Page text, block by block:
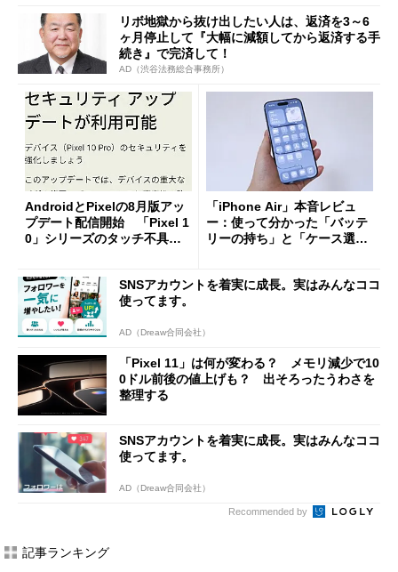
リボ地獄から抜け出したい人は、返済を3～6
ヶ月停止して『大幅に減額してから返済する手
続き』で完済して！
AD（渋谷法務総合事務所）
AndroidとPixelの8月版アッ
プデート配信開始 「Pixel 1
0」シリーズのタッチ不具合
「iPhone Air」本音レビュ
ー：使って分かった「バッテ
リーの持ち」と「ケース選
SNSアカウントを着実に成長。実はみんなココ
使ってます。
AD（Dreaw合同会社）
「Pixel 11」は何が変わる？ メモリ減少で10
0ドル前後の値上げも？ 出そろったうわさを
整理する
SNSアカウントを着実に成長。実はみんなココ
使ってます。
AD（Dreaw合同会社）
Recommended by
記事ランキング